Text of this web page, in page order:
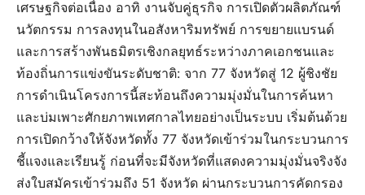
เศรษฐกิจต่อเนื่อง อาทิ งานจับคู่ธุรกิจ การเปิดตัวผลิตภัณฑ์
นวัตกรรม การลงทุนในอสังหาริมทรัพย์ การขยายแบรนด์
และการสร้างพันธมิตรเชิงกลยุทธ์ระหว่างภาคเอกชนและ
ท้องถิ่นการแข่งขันระดับชาติ: จาก 77 จังหวัดสู่ 12 ผู้ชิงชัย
การดำเนินโครงการนี้สะท้อนถึงความมุ่งมั่นในการค้นหา
และบ่มเพาะศักยภาพเทศกาลไทยอย่างเป็นระบบ เริ่มต้นด้วย
การเปิดกว้างให้จังหวัดทั้ง 77 จังหวัดเข้าร่วมในกระบวนการ
ชี้แจงและเรียนรู้ ก่อนที่จะมีจังหวัดที่แสดงความมุ่งมั่นจริงจัง
ส่งใบสมัครเข้าร่วมถึง 51 จังหวัด ผ่านกระบวนการคัดกรอง